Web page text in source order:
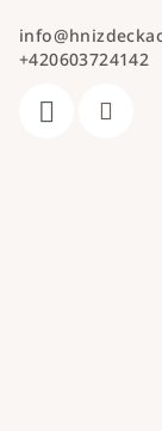
info@
+420603724142